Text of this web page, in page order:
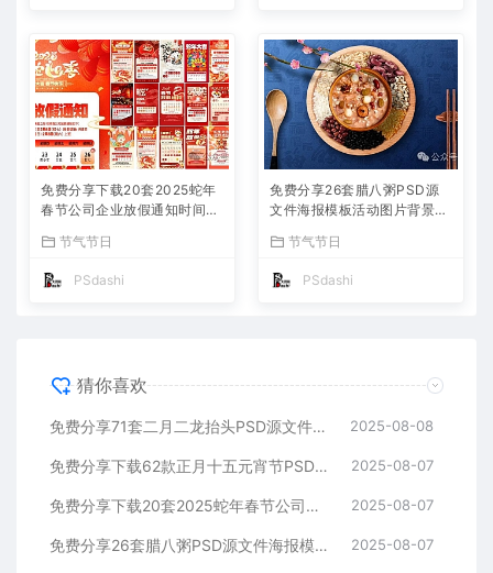
免费分享下载20套2025蛇年
春节公司企业放假通知时间安
S大师网公司企业朋友圈节日
节气节日
PSdashi
免费分享26套腊八粥PSD源
文件海报模板活动图片背景壁
S大师网高清合集中国传统节
节气节日
PSdashi
猜你喜欢
免费分享71套二月二龙抬头PSD源文件海报模板活动图片背景壁纸素材公司企业朋友圈广告PS大师网高清合集中国传统节日平面设计宣传 2025-08-08
免费分享下载62款正月十五元宵节PSD海报模板源文件花灯活动图片2025蛇年节日节庆春节氛围喜庆背景设计素材公司企业朋友圈吃汤圆 2025-08-07
免费分享下载20套2025蛇年春节公司企业放假通知时间安排海报模板PSD源文件素材PS大师网公司企业朋友圈节日宣传背景分层图片 2025-08-07
免费分享26套腊八粥PSD源文件海报模板活动图片背景壁纸素材公司企业朋友圈广告PS大师网高清合集中国传统节日平面设计宣传插国风画 2025-08-07